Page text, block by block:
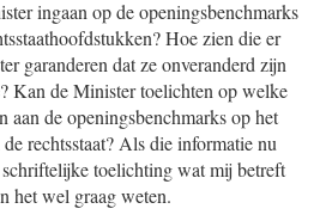
ingaan op de openingsbenchmarks
Hoe zien die er
garanderen dat ze onveranderd zijn
Kan de Minister toelichten op welke
aan de openingsbenchmarks op het
rechtsstaat? Als die informatie nu
toelichting wat mij betreft
het wel graag weten.